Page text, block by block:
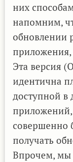
них
напомним,
обновлении
приложения,
Эта версия
идентична
доступной в
совершенно
получать
Впрочем, мы